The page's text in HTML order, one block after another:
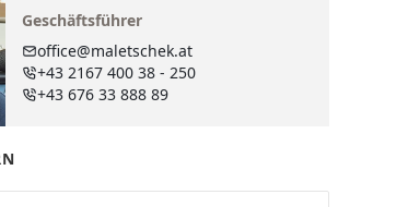
Geschäftsführer
office@maletschek.at
+43 2167 400 38 - 250
+43 676 33 888 89